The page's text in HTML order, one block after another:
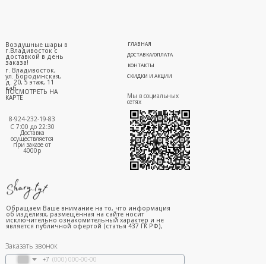
г. Владивосток,
ул. Бородинская,
д. 20, 5 этаж, 11
каб.
ПОСМОТРЕТЬ НА
КАРТЕ
ГЛАВНАЯ
ДОСТАВКА/ОПЛАТА
СКИДКИ И АКЦИИ
КОНТАКТЫ
8-924-232-19-83
С 7:00 до 22:30
Доставка
осуществляется
при заказе от
4000р
Воздушные шары в
г.Владивосток с
доставкой в день
заказа!
Мы в социальных
сетях
Заказать звонок
+7
Обращаем Ваше внимание на то, что информация
об изделиях, размещённая на сайте носит
исключительно ознакомительный характер и не
является публичной офертой (статья 437 ГК РФ),